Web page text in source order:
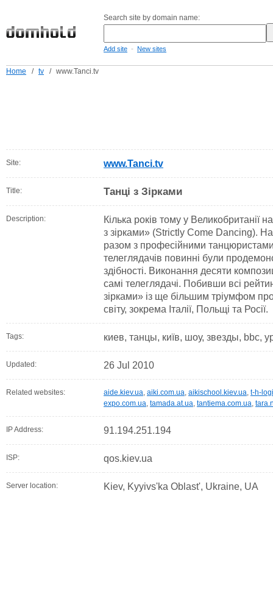
Search site by domain name:
Add site - New sites
Home / tv / www.Tanci.tv
Site: www.Tanci.tv
Title: Танці з Зірками
Description:
Кілька років тому у Великобританії
з зірками» (Strictly Come Dancing).
разом з професійними
телеглядачів повинні були
здібності. Виконання десяти
самі телеглядачі. Побивши всі
зірками» із ще більшим тріумфом
світу, зокрема Італії, Польщі та Росії.
Tags: киев, танцы, київ, шоу, звезды, bbc,
Updated: 26 Jul 2010
Related websites: aide.kiev.ua, aiki.com.ua, aikischool.kiev.ua, t-h-
expo.com.ua, tamada.at.ua, tantiema.com.ua,
IP Address: 91.194.251.194
ISP: qos.kiev.ua
Server location: Kiev, Kyyivs'ka Oblast', Ukraine, UA